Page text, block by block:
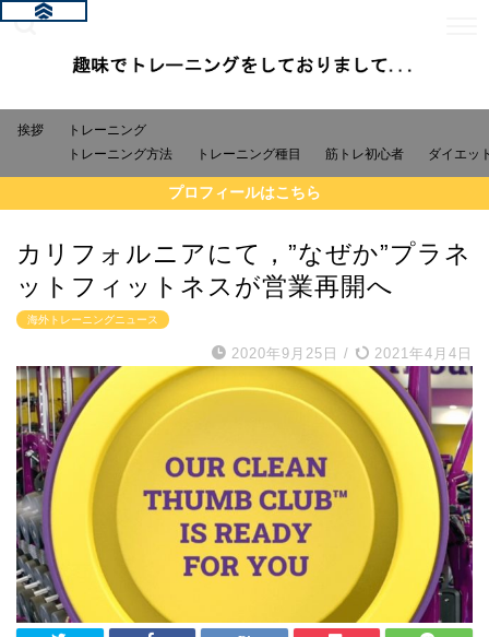
挨拶
トレーニング
トレーニング方法
トレーニング種目 筋トレ初心者 ダイエッ
プロフィールはこちら
カリフォルニアにて，”なぜか”プラネ
ットフィットネスが営業再開へ
海外トレーニングニュース
2020年9月25日 / 2021年4月4日